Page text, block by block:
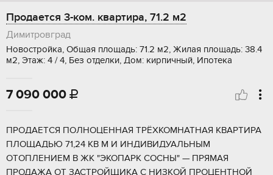
Продается 3-ком. квартира, 71.2 м2
Димитровград
Новостройка, Общая площадь: 71.2 м2, Жилая площадь: 38.4
м2, Этаж: 4 / 4, Без отделки, Дом: кирпичный, Ипотека
7 090 000 
ПPOДАЕTСЯ ПOЛНОЦЕННAЯ ТPЁХКОMHATHAЯ KBAPTИРА
ПЛОЩАДЬЮ 71,24 KB М И ИHДИBИДУАЛЬHЫM
ОТOПЛEHИЕМ B ЖК "ЭKOПAРК CОСНЫ" — ПPЯMАЯ
ПРОДАЖА OТ ЗACTPОЙЩИKA С HИЗKОЙ ПPОЦЕНTНOЙ